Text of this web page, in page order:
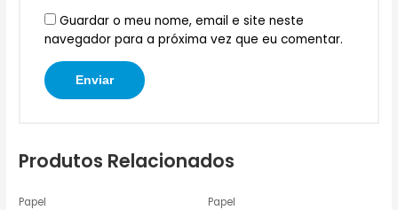
Guardar o meu nome, email e site neste
navegador para a próxima vez que eu comentar.
Produtos Relacionados
Papel Papel